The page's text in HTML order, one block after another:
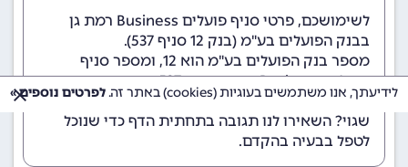
לשימושכם, פרטי סניף פועלים Business רמת גן
בבנק הפועלים בע"מ (בנק 12
סניף 537).
מספר בנק הפועלים בע"מ הוא 12
, ומספר סניף
פועלים Business רמת גן הוא 537.
הנתונים מתעדכנים באופן קבוע. נתקלתם במידע
שגוי? השאירו לנו תגובה בתחתית הדף כדי שנוכל
לטפל בבעיה בהקדם.
לידיעתך, אנו משתמשים בעוגיות (cookies) באתר זה. לפרטים נוספים »